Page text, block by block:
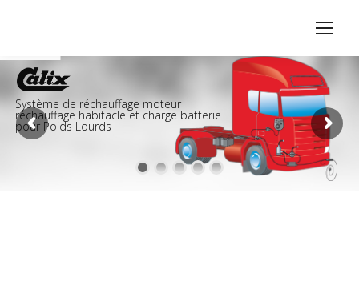
Système de réchauffage moteur
réchauffage habitacle et charge batterie
pour Poids Lourds